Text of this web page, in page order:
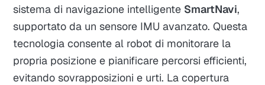
sistema di navigazione intelligente SmartNavi,
supportato da un sensore IMU avanzato. Questa
tecnologia consente al robot di monitorare la
propria posizione e pianificare percorsi efficienti,
evitando sovrapposizioni e urti. La copertura